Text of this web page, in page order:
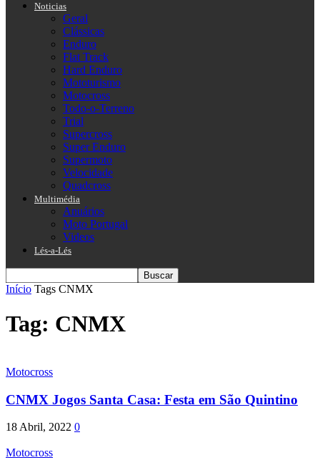
Noticias
Geral
Clássicas
Enduro
Flat Track
Hard Enduro
Mototurismo
Motocross
Todo-o-Terreno
Trial
Supercross
Super Enduro
Supermoto
Velocidade
Quadcross
Multimédia
Anuários
Moto Portugal
Videos
Lés-a-Lés
Início Tags CNMX
Tag: CNMX
Motocross
CNMX Jogos Santa Casa: Festa em São Quintino
18 Abril, 2022 0
Motocross